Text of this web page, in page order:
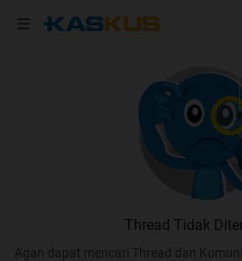
Thread Tidak
Agan dapat mencari Thread dan